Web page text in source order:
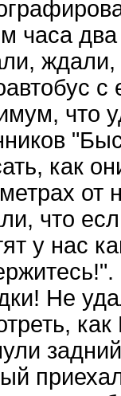
часа
с
что
как
от
что
у нас
Не